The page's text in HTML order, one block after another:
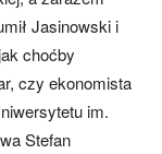
Jasinowski i
choćby
czy ekonomista
im.
Stefan